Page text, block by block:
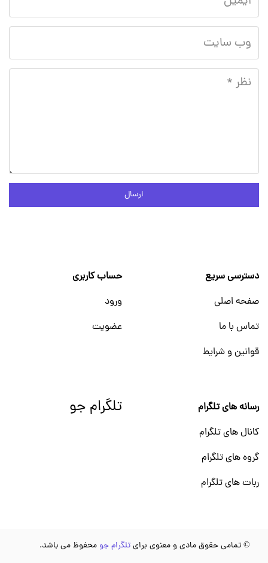
ارسال
دسترسی سریع
صفحه اصلی
تماس با ما
قوانین و شرایط
حساب کاربری
ورود
عضویت
رسانه های تلگرام
کانال های تلگرام
گروه های تلگرام
ربات های تلگرام
تلگرام جو
© تمامی حقوق مادی و معنوی برایتلگرام جو محفوظ می باشد.